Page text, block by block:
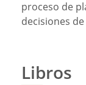
proceso de
decisiones
Libros